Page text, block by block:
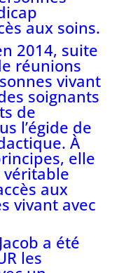
aux soins.
2014, suite
réunions
vivant
soignants
de
l’égide de
À
elle
véritable
aux
vivant avec
a été
les